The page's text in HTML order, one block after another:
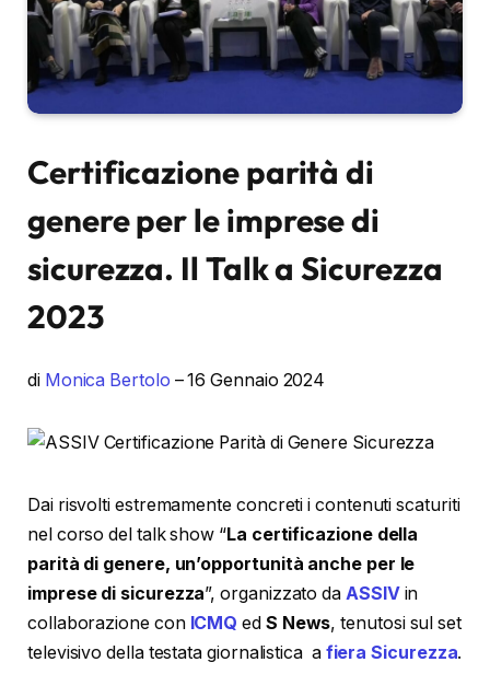
Certificazione parità di
genere per le imprese di
sicurezza. Il Talk a Sicurezza
2023
di Monica Bertolo – 16 Gennaio 2024
Dai risvolti estremamente concreti i contenuti scaturiti
nel corso del talk show “La certificazione della
parità di genere, un’opportunità anche per le
imprese di sicurezza”, organizzato da ASSIVin
collaborazione con ICMQ edS News, tenutosi sul set
televisivo della testata giornalistica a fiera Sicurezza.